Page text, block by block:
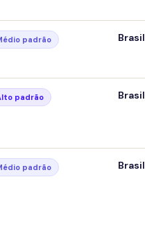
padrão Brasil
padrão Brasil
padrão Brasil